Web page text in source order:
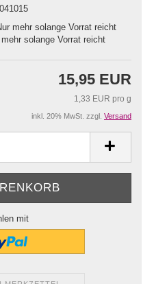
mehr solange Vorrat reicht
15,95 EUR
1,33 EUR pro g
inkl. 20% MwSt. zzgl. Versand
mit